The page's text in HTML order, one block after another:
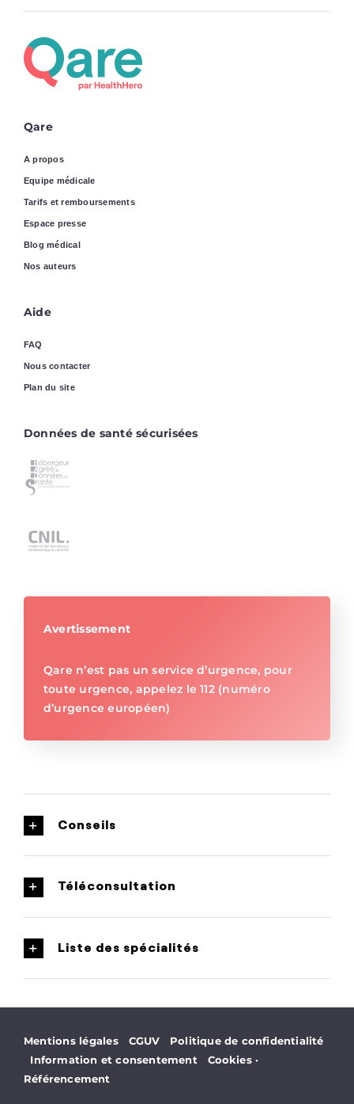
Qare
A propos
Equipe médicale
Tarifs et remboursements
Espace presse
Blog médical
Nos auteurs
Aide
FAQ
Nous contacter
Plan du site
Données de santé sécurisées
Avertissement
Qare n’est pas un service d’urgence, pour
toute urgence, appelez le 112 (numéro
d’urgence européen)
Conseils
Téléconsultation
Liste des spécialités
Mentions légales CGUV Politique de confidentialité
Information et consentement Cookies·
Référencement